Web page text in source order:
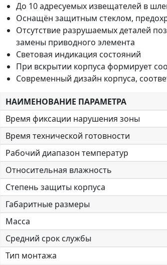
До 10 адресуемых извещателей в
Оснащён защитным стеклом,
Отсутствие разрушаемых деталей
замены приводного элемента
Световая индикация состояний
При вскрытии корпуса формирует
Современный дизайн корпуса,
НАИМЕНОВАНИЕ ПАРАМЕТРА
Время фиксации нарушения зоны
Время технической готовности
Рабочий диапазон температур
Относительная влажность
Степень защиты корпуса
Габаритные размеры
Масса
Средний срок службы
Тип монтажа